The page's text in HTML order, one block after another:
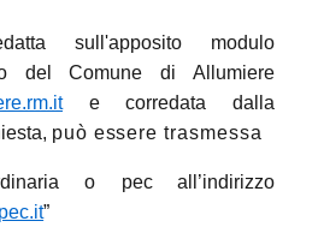
sull'apposito modulo
del Comune di Allumiere
e corredata dalla
può essere trasmessa
o
pec all’indirizzo
”